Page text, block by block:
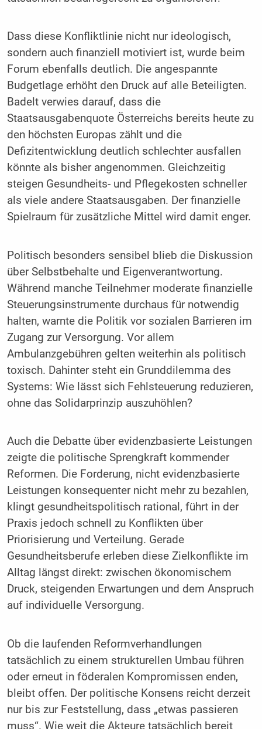
Dass diese Konfliktlinie nicht nur ideologisch,
sondern auch finanziell motiviert ist, wurde beim
Forum ebenfalls deutlich. Die angespannte
Budgetlage erhöht den Druck auf alle Beteiligten.
Badelt verwies darauf, dass die
Staatsausgabenquote Österreichs bereits heute zu
den höchsten Europas zählt und die
Defizitentwicklung deutlich schlechter ausfallen
könnte als bisher angenommen. Gleichzeitig
steigen Gesundheits- und Pflegekosten schneller
als viele andere Staatsausgaben. Der finanzielle
Spielraum für zusätzliche Mittel wird damit enger.
Politisch besonders sensibel blieb die Diskussion
über Selbstbehalte und Eigenverantwortung.
Während manche Teilnehmer moderate finanzielle
Steuerungsinstrumente durchaus für notwendig
halten, warnte die Politik vor sozialen Barrieren im
Zugang zur Versorgung. Vor allem
Ambulanzgebühren gelten weiterhin als politisch
toxisch. Dahinter steht ein Grunddilemma des
Systems: Wie lässt sich Fehlsteuerung reduzieren,
ohne das Solidarprinzip auszuhöhlen?
Auch die Debatte über evidenzbasierte Leistungen
zeigte die politische Sprengkraft kommender
Reformen. Die Forderung, nicht evidenzbasierte
Leistungen konsequenter nicht mehr zu bezahlen,
klingt gesundheitspolitisch rational, führt in der
Praxis jedoch schnell zu Konflikten über
Priorisierung und Verteilung. Gerade
Gesundheitsberufe erleben diese Zielkonflikte im
Alltag längst direkt: zwischen ökonomischem
Druck, steigenden Erwartungen und dem Anspruch
auf individuelle Versorgung.
Ob die laufenden Reformverhandlungen
tatsächlich zu einem strukturellen Umbau führen
oder erneut in föderalen Kompromissen enden,
bleibt offen. Der politische Konsens reicht derzeit
nur bis zur Feststellung, dass „etwas passieren
muss“. Wie weit die Akteure tatsächlich bereit